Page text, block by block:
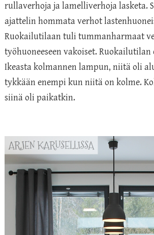
rullaverhoja ja lamelliverhoja lasketa.
ajattelin hommata verhot
Ruokailutilaan tuli tummanharmaat
työhuoneeseen vakoiset. Ruokailutilan
Ikeasta kolmannen lampun, niitä oli
tykkään enempi kun niitä on kolme.
siinä oli paikatkin.